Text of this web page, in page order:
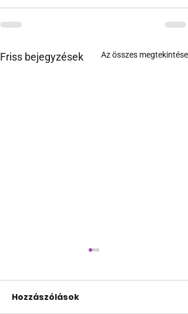
Friss bejegyzések Az összes megtekintése
Hozzászólások